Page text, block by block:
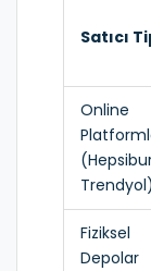
Satıcı
Online
Trendyol)
Fiziksel
Depolar